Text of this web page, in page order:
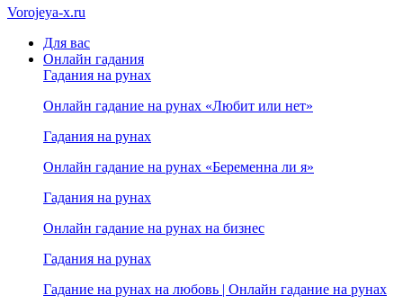
Vorojeya-x.ru
Для вас
Онлайн гадания
Гадания на рунах
Онлайн гадание на рунах «Любит или нет»
Гадания на рунах
Онлайн гадание на рунах «Беременна ли я»
Гадания на рунах
Онлайн гадание на рунах на бизнес
Гадания на рунах
Гадание на рунах на любовь | Онлайн гадание на рунах